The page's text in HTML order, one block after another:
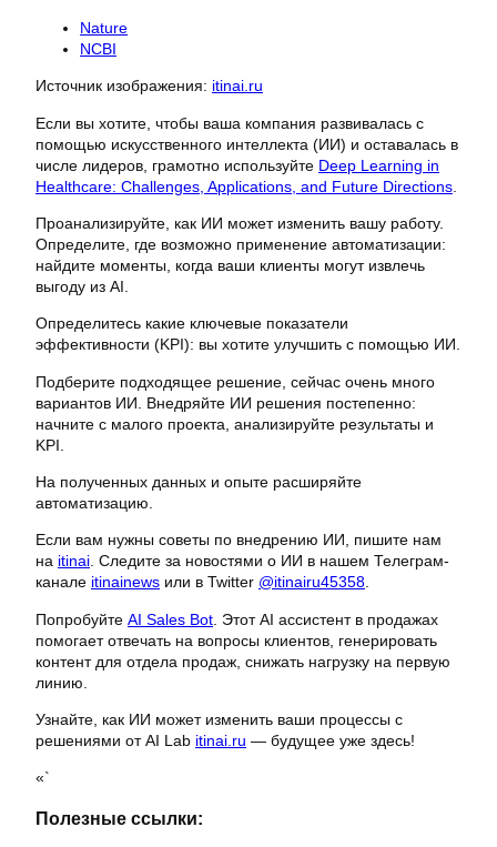
Nature
NCBI
Источник изображения: itinai.ru
Если вы хотите, чтобы ваша компания развивалась с
помощью искусственного интеллекта (ИИ) и оставалась в
числе лидеров, грамотно используйте Deep Learning in
Healthcare: Challenges, Applications, and Future Directions
Проанализируйте, как ИИ может изменить вашу работу.
Определите, где возможно применение автоматизации:
найдите моменты, когда ваши клиенты могут извлечь
выгоду из AI.
Определитесь какие ключевые показатели
эффективности (KPI): вы хотите улучшить с помощью ИИ.
Подберите подходящее решение, сейчас очень много
вариантов ИИ. Внедряйте ИИ решения постепенно:
начните с малого проекта, анализируйте результаты и
KPI.
На полученных данных и опыте расширяйте
автоматизацию.
Если вам нужны советы по внедрению ИИ, пишите нам
на itinai. Следите за новостями о ИИ в нашем Телеграм-
канале itinainews или в Twitter @itinairu45358.
Попробуйте AI Sales Bot . Этот AI ассистент в продажах
помогает отвечать на вопросы клиентов, генерировать
контент для отдела продаж, снижать нагрузку на первую
линию.
Узнайте, как ИИ может изменить ваши процессы с
решениями от AI Lab itinai.ru — будущее уже здесь!
«`
Полезные ссылки: